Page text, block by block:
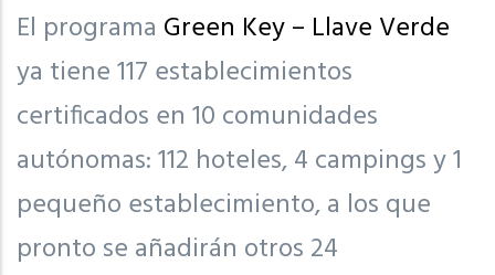
El programa Green Key – Llave Verde
ya tiene 117 establecimientos
certificados en 10 comunidades
autónomas: 112 hoteles, 4 campings y 1
pequeño establecimiento, a los que
pronto se añadirán otros 24